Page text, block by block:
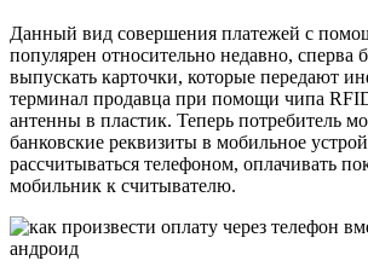
Данный вид совершения платежей с
популярен относительно недавно, сперва
выпускать карточки, которые передают
терминал продавца при помощи чипа
антенны в пластик. Теперь потребитель
банковские реквизиты в мобильное
рассчитываться телефоном, оплачивать
мобильник к считывателю.